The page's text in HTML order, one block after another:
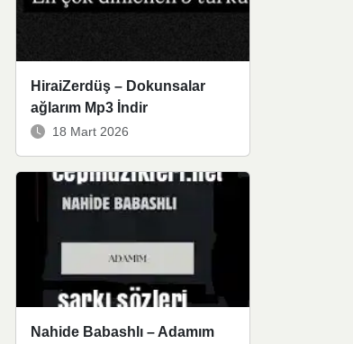
HiraiZerdüş – Dokunsalar
ağlarım Mp3 İndir
18 Mart 2026
Nahide Babashlı – Adamım